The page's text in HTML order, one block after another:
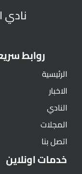
نادي
روابط
الرئيسية
الاخبار
النادي
المجلات
اتصل بنا
خدمات اونلاين